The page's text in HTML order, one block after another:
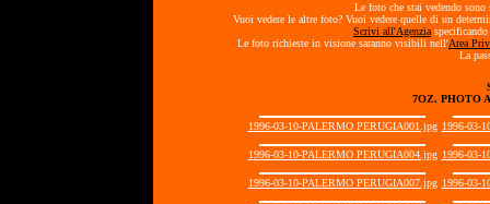
Le foto che stai vedendo
Vuoi vedere le altre foto? Vuoi vedere quelle di un
Scrivi all'Agenzia
Le foto richieste in visione saranno visibili nell'Area
La
7OZ. PHOTO
1996-03-10-PALERMO PERUGIA001.jpg 1996-03-
1996-03-10-PALERMO PERUGIA004.jpg 1996-03-
1996-03-10-PALERMO PERUGIA007.jpg 1996-03-